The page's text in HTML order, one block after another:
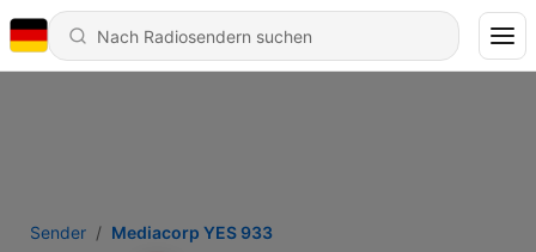
Sender Mediacorp YES 933